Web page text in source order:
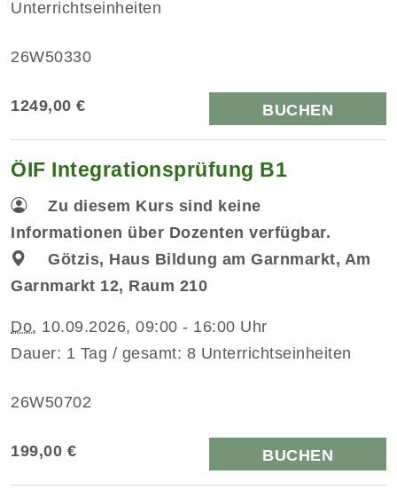
Unterrichtseinheiten
26W50330
1249,00 € BUCHEN
ÖIF Integrationsprüfung B1
Zu diesem Kurs sind keine
Informationen über Dozenten verfügbar.
Götzis, Haus Bildung am Garnmarkt, Am
Garnmarkt 12, Raum 210
Do. 10.09.2026, 09:00 - 16:00 Uhr
Dauer: 1 Tag / gesamt: 8 Unterrichtseinheiten
26W50702
199,00 € BUCHEN